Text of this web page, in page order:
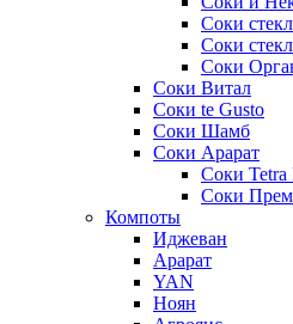
Соки
Соки
Соки
Соки Витал
Соки te Gusto
Соки Шамб
Соки Арарат
Соки Tetra
Соки
Компоты
Иджеван
Арарат
YAN
Ноян